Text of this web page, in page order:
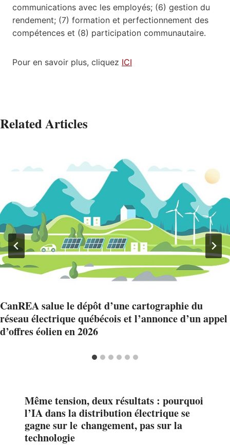
communications avec les employés; (6) gestion du
rendement; (7) formation et perfectionnement des
compétences et (8) participation communautaire.
Pour en savoir plus, cliquez ICI
Related Articles
CanREA salue le dépôt d’une cartographie du
réseau électrique québécois et l’annonce d’un appel
d’offres éolien en 2026
Même tension, deux résultats : pourquoi
l’IA dans la distribution électrique se
gagne sur le changement, pas sur la
technologie